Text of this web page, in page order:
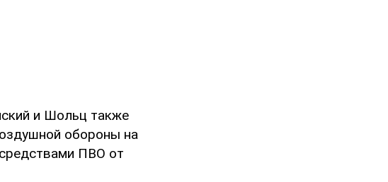
и Шольц также
обороны на
ПВО от